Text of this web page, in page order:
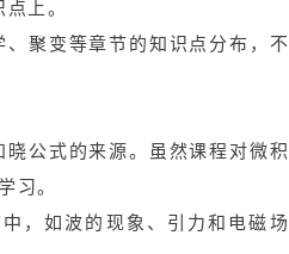
上。
聚变等章节的知识点分布，不
公式的来源。虽然课程对微积
习。
，如波的现象、引力和电磁场